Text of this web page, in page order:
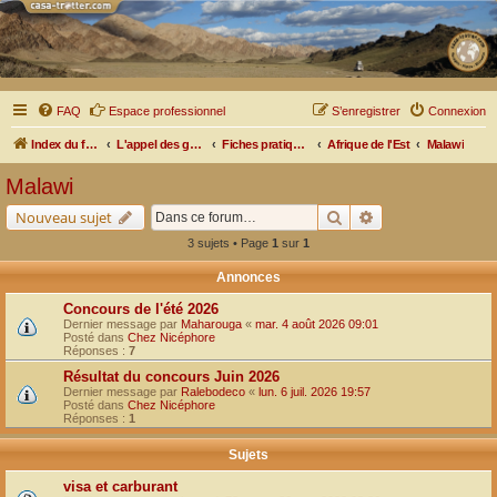
FAQ Espace professionnel Connexion
S’enregistrer
Index du forum L'appel des grands espaces Fiches pratiques par pays, pistes et bivouacs Afrique de l'Est Malawi
Malawi
Nouveau sujet Rechercher
3 sujets • Page 1 sur 1
Annonces
Concours de l'été 2026
Dernier message par Maharouga « mar. 4 août 2026 09:01
Posté dans Chez Nicéphore
Réponses : 7
Résultat du concours Juin 2026
Dernier message par Ralebodeco « lun. 6 juil. 2026 19:57
Posté dans Chez Nicéphore
Réponses : 1
Sujets
visa et carburant